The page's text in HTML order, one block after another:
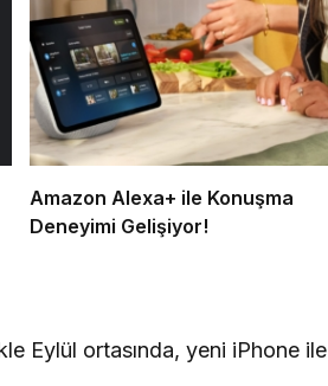
Amazon Alexa+ ile Konuşma
Deneyimi Gelişiyor!
Eylül ortasında, yeni iPhone ile